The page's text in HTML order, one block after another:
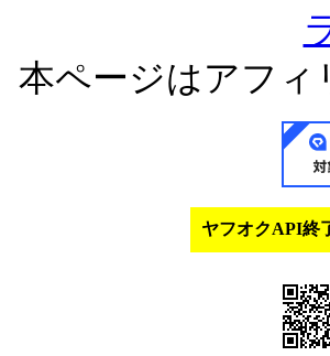
本ページはアフ
ヤフオクAPI終